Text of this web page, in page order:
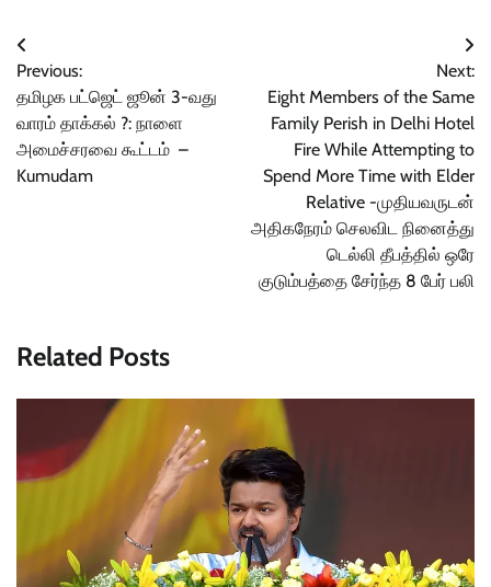
Post
navigation
Previous:
தமிழக பட்ஜெட் ஜூன் 3-வது
வாரம் தாக்கல் ?: நாளை
அமைச்சரவை கூட்டம் –
Kumudam
Next:
Eight Members of the Same
Family Perish in Delhi Hotel
Fire While Attempting to
Spend More Time with Elder
Relative -முதியவருடன்
அதிகநேரம் செலவிட நினைத்து
டெல்லி தீபத்தில் ஒரே
குடும்பத்தை சேர்ந்த 8 பேர் பலி
Related Posts